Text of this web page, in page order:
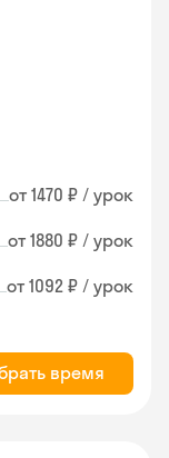
от 1470 ₽ / урок
от 1880 ₽ / урок
от 1092 ₽ / урок
время